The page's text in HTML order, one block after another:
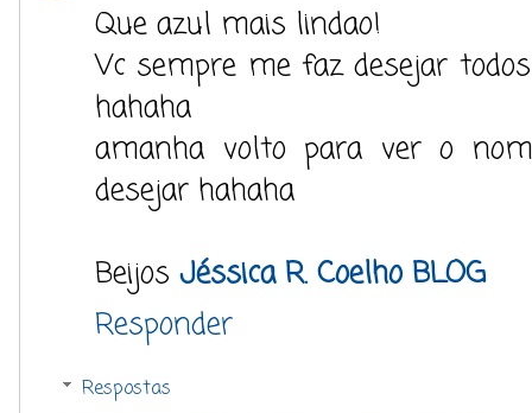
Que azul mais lindao!
Vc sempre me faz desejar
hahaha
amanha volto para ver o
desejar hahaha
Beijos Jéssica R. Coelho BLOG
Responder
Respostas